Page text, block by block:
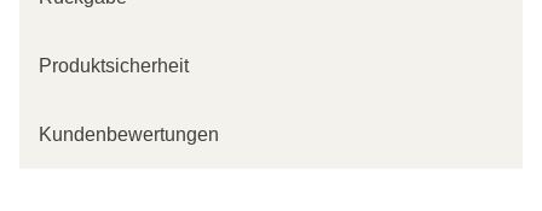
Produktsicherheit
Kundenbewertungen